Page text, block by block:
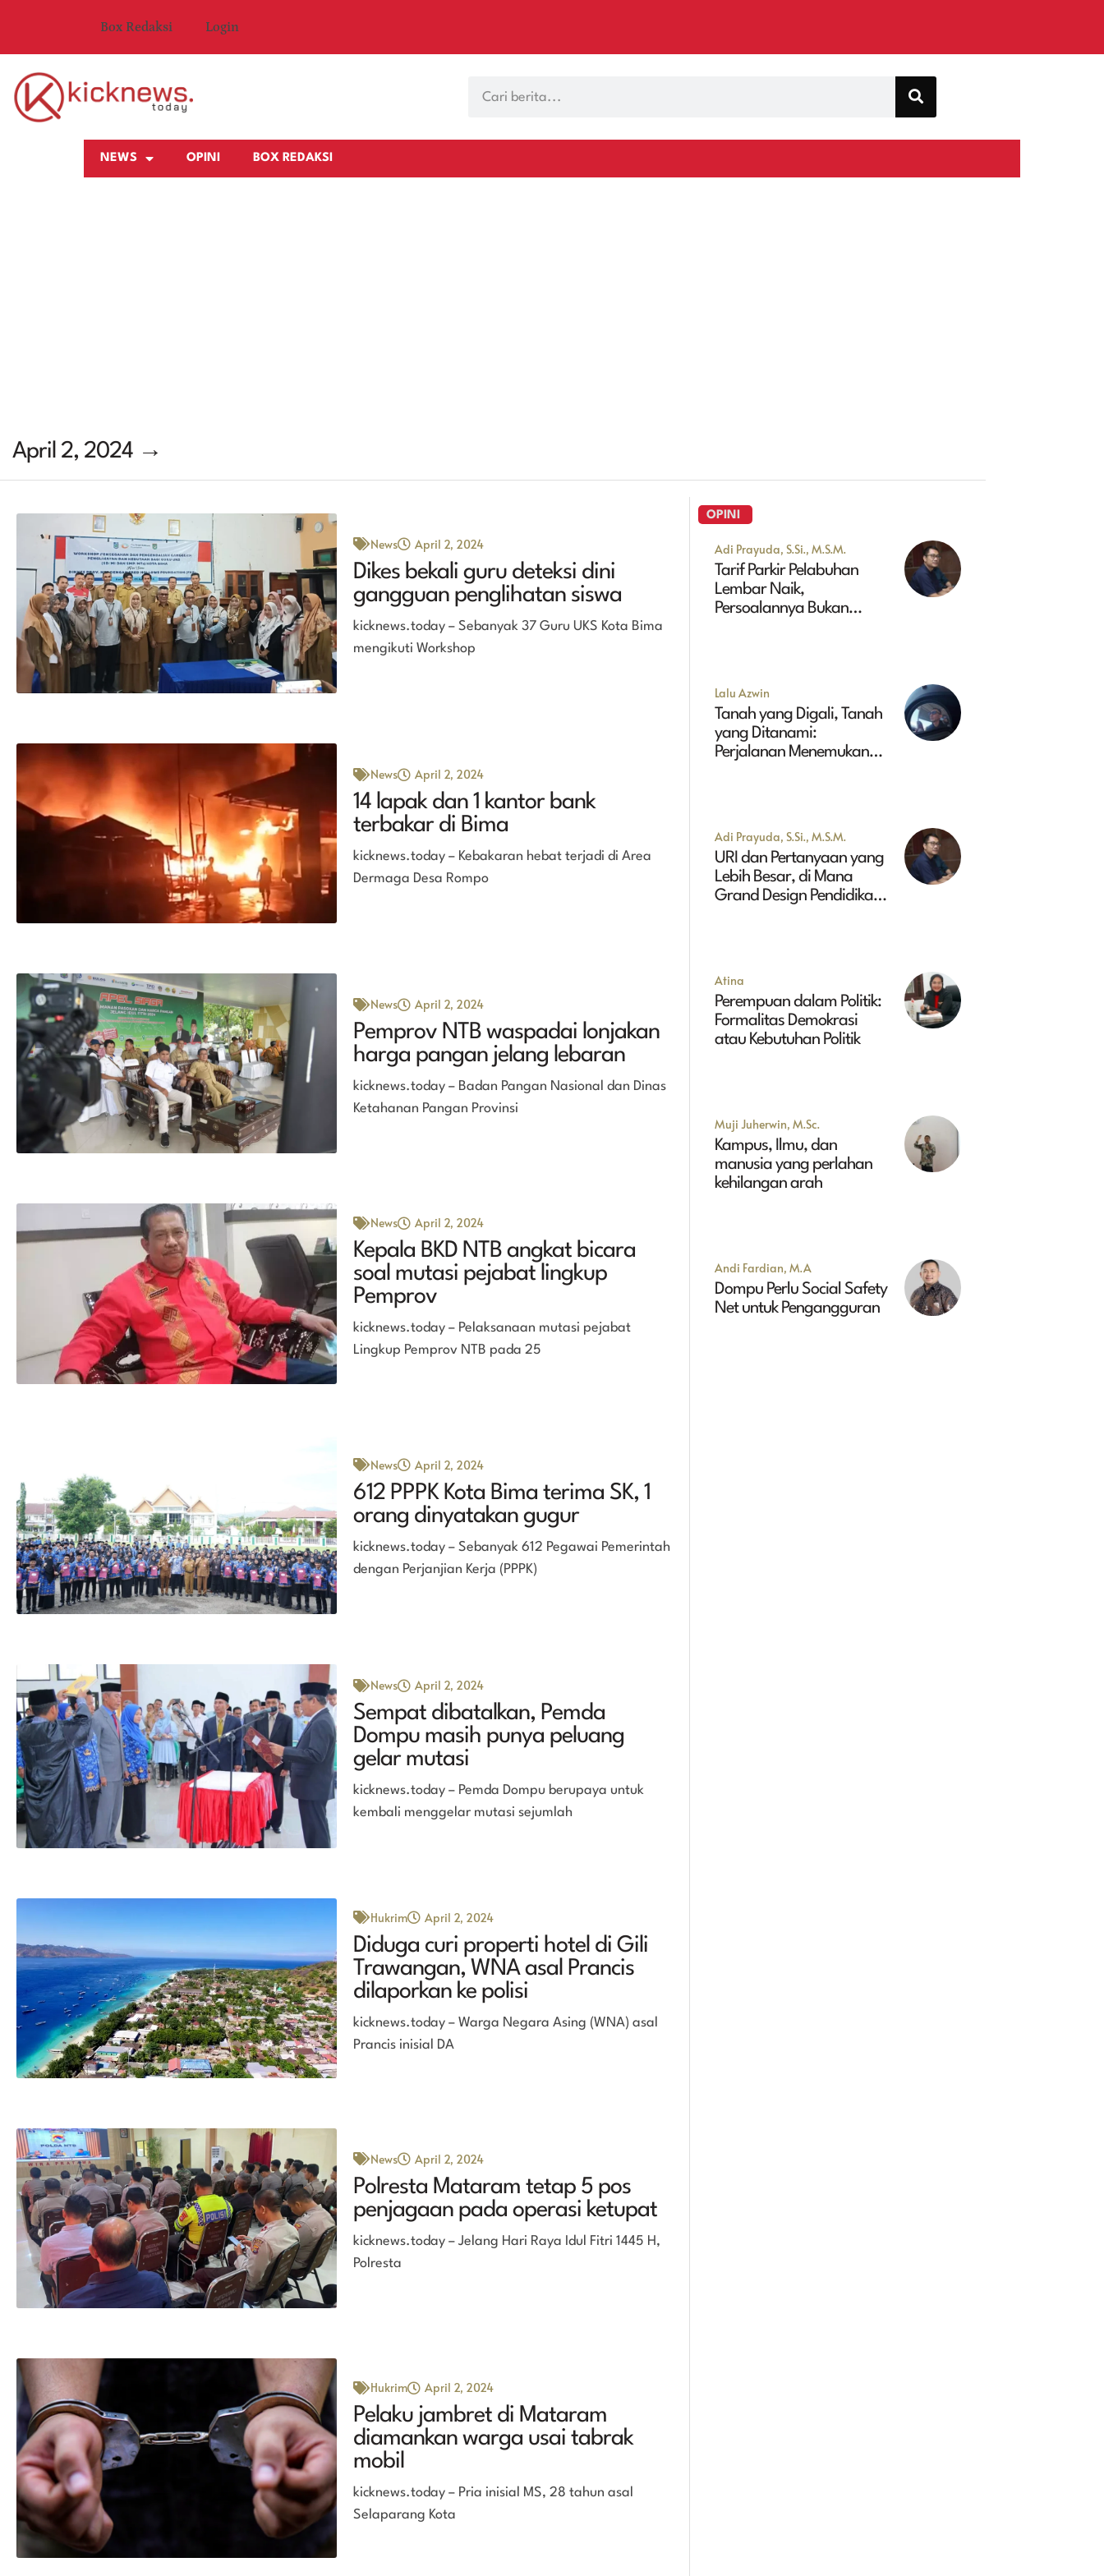
Box Redaksi Login
NEWS OPINI BOX REDAKSI
April 2, 2024 →
News April 2, 2024
Dikes bekali guru deteksi dini
gangguan penglihatan siswa
kicknews.today – Sebanyak 37 Guru UKS Kota Bima
mengikuti Workshop
News April 2, 2024
14 lapak dan 1 kantor bank
terbakar di Bima
kicknews.today – Kebakaran hebat terjadi di Area
Dermaga Desa Rompo
News April 2, 2024
Pemprov NTB waspadai lonjakan
harga pangan jelang lebaran
kicknews.today – Badan Pangan Nasional dan Dinas
Ketahanan Pangan Provinsi
News April 2, 2024
Kepala BKD NTB angkat bicara
soal mutasi pejabat lingkup
Pemprov
kicknews.today – Pelaksanaan mutasi pejabat
Lingkup Pemprov NTB pada 25
News April 2, 2024
612 PPPK Kota Bima terima SK, 1
orang dinyatakan gugur
kicknews.today – Sebanyak 612 Pegawai Pemerintah
dengan Perjanjian Kerja (PPPK)
News April 2, 2024
Sempat dibatalkan, Pemda
Dompu masih punya peluang
gelar mutasi
kicknews.today – Pemda Dompu berupaya untuk
kembali menggelar mutasi sejumlah
Hukrim April 2, 2024
Diduga curi properti hotel di Gili
Trawangan, WNA asal Prancis
dilaporkan ke polisi
kicknews.today – Warga Negara Asing (WNA) asal
Prancis inisial DA
News April 2, 2024
Polresta Mataram tetap 5 pos
penjagaan pada operasi ketupat
kicknews.today – Jelang Hari Raya Idul Fitri 1445 H,
Polresta
Hukrim April 2, 2024
Pelaku jambret di Mataram
diamankan warga usai tabrak
mobil
kicknews.today – Pria inisial MS, 28 tahun asal
Selaparang Kota
OPINI
Adi Prayuda, S.Si., M.S.M.
Tarif Parkir Pelabuhan
Lembar Naik,
Persoalannya Bukan
Lalu Azwin
Tanah yang Digali, Tanah
yang Ditanami:
Perjalanan Menemukan
Adi Prayuda, S.Si., M.S.M.
URI dan Pertanyaan yang
Lebih Besar, di Mana
Grand Design Pendidikan
Atina
Perempuan dalam Politik:
Formalitas Demokrasi
atau Kebutuhan Politik
Muji Juherwin, M.Sc.
Kampus, Ilmu, dan
manusia yang perlahan
kehilangan arah
Andi Fardian, M.A
Dompu Perlu Social Safety
Net untuk Pengangguran